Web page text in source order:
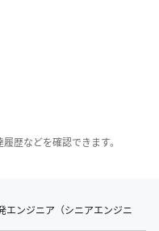
歴などを確認できます。
ンジニア（シニアエンジニ